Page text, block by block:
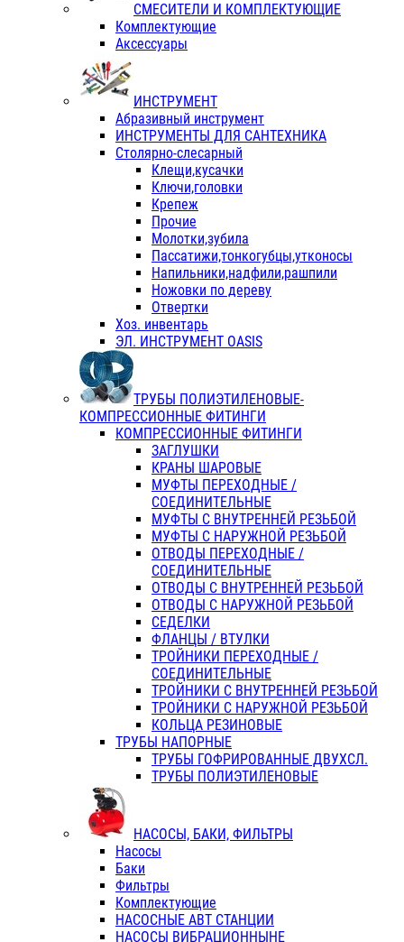
СМЕСИТЕЛИ И КОМПЛЕКТУЮЩИЕ
Комплектующие
Аксессуары
ИНСТРУМЕНТ
Абразивный инструмент
ИНСТРУМЕНТЫ ДЛЯ САНТЕХНИКА
Столярно-слесарный
Клещи,кусачки
Ключи,головки
Крепеж
Прочие
Молотки,зубила
Пассатижи,тонкогубцы,утконосы
Напильники,надфили,рашпили
Ножовки по дереву
Отвертки
Хоз. инвентарь
ЭЛ. ИНСТРУМЕНТ OASIS
ТРУБЫ ПОЛИЭТИЛЕНОВЫЕ-
КОМПРЕССИОННЫЕ ФИТИНГИ
КОМПРЕССИОННЫЕ ФИТИНГИ
ЗАГЛУШКИ
КРАНЫ ШАРОВЫЕ
МУФТЫ ПЕРЕХОДНЫЕ /
СОЕДИНИТЕЛЬНЫЕ
МУФТЫ С ВНУТРЕННЕЙ РЕЗЬБОЙ
МУФТЫ С НАРУЖНОЙ РЕЗЬБОЙ
ОТВОДЫ ПЕРЕХОДНЫЕ /
СОЕДИНИТЕЛЬНЫЕ
ОТВОДЫ С ВНУТРЕННЕЙ РЕЗЬБОЙ
ОТВОДЫ С НАРУЖНОЙ РЕЗЬБОЙ
СЕДЕЛКИ
ФЛАНЦЫ / ВТУЛКИ
ТРОЙНИКИ ПЕРЕХОДНЫЕ /
СОЕДИНИТЕЛЬНЫЕ
ТРОЙНИКИ С ВНУТРЕННЕЙ РЕЗЬБОЙ
ТРОЙНИКИ С НАРУЖНОЙ РЕЗЬБОЙ
КОЛЬЦА РЕЗИНОВЫЕ
ТРУБЫ НАПОРНЫЕ
ТРУБЫ ГОФРИРОВАННЫЕ ДВУХСЛ.
ТРУБЫ ПОЛИЭТИЛЕНОВЫЕ
НАСОСЫ, БАКИ, ФИЛЬТРЫ
Насосы
Баки
Фильтры
Комплектующие
НАСОСНЫЕ АВТ СТАНЦИИ
НАСОСЫ ВИБРАЦИОННЫНЕ